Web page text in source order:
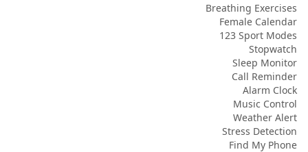
Breathing Exercises
Female Calendar
123 Sport Modes
Stopwatch
Sleep Monitor
Call Reminder
Alarm Clock
Music Control
Weather Alert
Stress Detection
Find My Phone